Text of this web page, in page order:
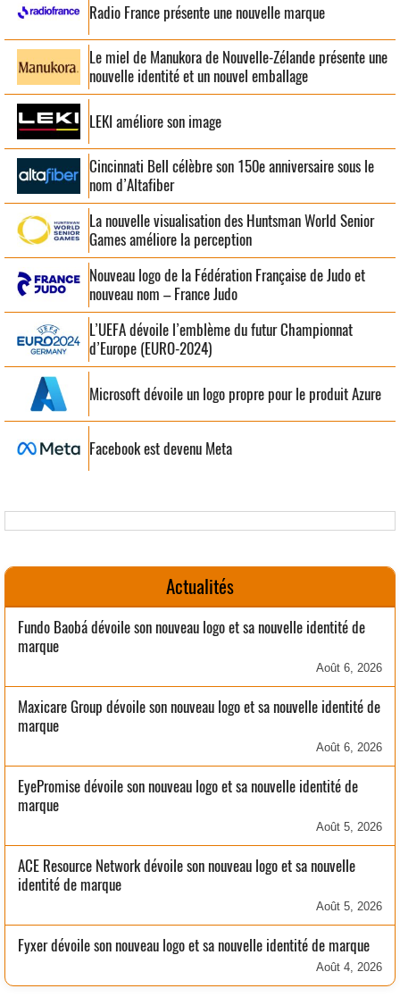
Radio France présente une nouvelle marque
Le miel de Manukora de Nouvelle-Zélande présente une
nouvelle identité et un nouvel emballage
LEKI améliore son image
Cincinnati Bell célèbre son 150e anniversaire sous le
nom d’Altafiber
La nouvelle visualisation des Huntsman World Senior
Games améliore la perception
Nouveau logo de la Fédération Française de Judo et
nouveau nom – France Judo
L’UEFA dévoile l’emblème du futur Championnat
d’Europe (EURO-2024)
Microsoft dévoile un logo propre pour le produit Azure
Facebook est devenu Meta
Actualités
Fundo Baobá dévoile son nouveau logo et sa nouvelle identité de
marque
Août 6, 2026
Maxicare Group dévoile son nouveau logo et sa nouvelle identité de
marque
Août 6, 2026
EyePromise dévoile son nouveau logo et sa nouvelle identité de
marque
Août 5, 2026
ACE Resource Network dévoile son nouveau logo et sa nouvelle
identité de marque
Août 5, 2026
Fyxer dévoile son nouveau logo et sa nouvelle identité de marque
Août 4, 2026